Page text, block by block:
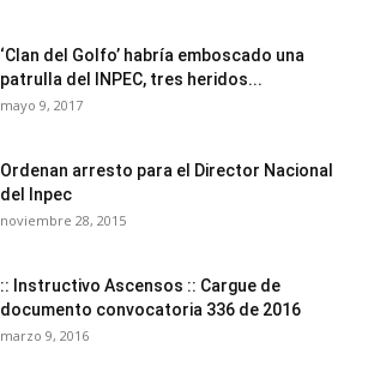
‘Clan del Golfo’ habría emboscado una
patrulla del INPEC, tres heridos...
mayo 9, 2017
Ordenan arresto para el Director Nacional
del Inpec
noviembre 28, 2015
:: Instructivo Ascensos :: Cargue de
documento convocatoria 336 de 2016
marzo 9, 2016